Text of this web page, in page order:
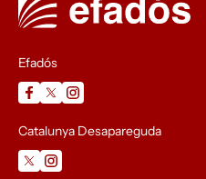
Efadós
Catalunya Desapareguda